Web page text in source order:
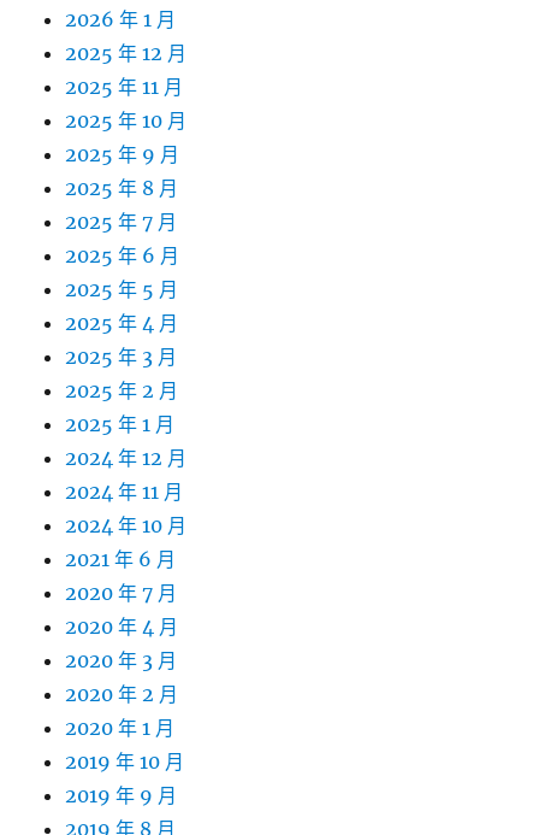
2026 年 1 月
2025 年 12 月
2025 年 11 月
2025 年 10 月
2025 年 9 月
2025 年 8 月
2025 年 7 月
2025 年 6 月
2025 年 5 月
2025 年 4 月
2025 年 3 月
2025 年 2 月
2025 年 1 月
2024 年 12 月
2024 年 11 月
2024 年 10 月
2021 年 6 月
2020 年 7 月
2020 年 4 月
2020 年 3 月
2020 年 2 月
2020 年 1 月
2019 年 10 月
2019 年 9 月
2019 年 8 月